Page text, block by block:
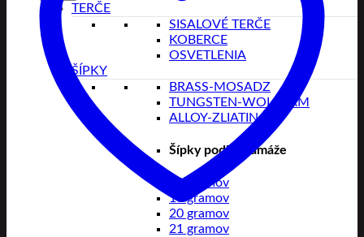
TERČE
SISALOVÉ TERČE
KOBERCE
OSVETLENIA
ŠÍPKY
BRASS-MOSADZ
TUNGSTEN-WOLFRAM
ALLOY-ZLIATINA
Šípky podľa gramáže
18 gramov
19 gramov
20 gramov
21 gramov